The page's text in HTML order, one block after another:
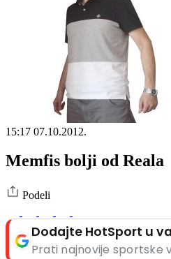
15:17 07.10.2012.
Memfis bolji od Reala
Podeli
Dodajte HotSport u
Prati najnovije sportske